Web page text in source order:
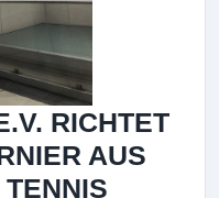
RICHTET
AUS